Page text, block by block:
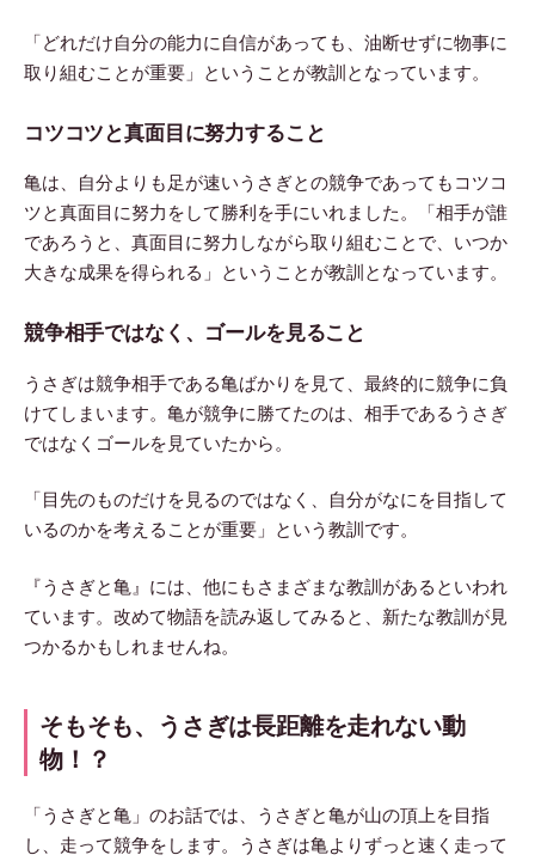
「どれだけ自分の能力に自信があっても、油断せずに物事に
取り組むことが重要」ということが教訓となっています。
コツコツと真面目に努力すること
亀は、自分よりも足が速いうさぎとの競争であってもコツコ
ツと真面目に努力をして勝利を手にいれました。「相手が誰
であろうと、真面目に努力しながら取り組むことで、いつか
大きな成果を得られる」ということが教訓となっています。
競争相手ではなく、ゴールを見ること
うさぎは競争相手である亀ばかりを見て、最終的に競争に負
けてしまいます。亀が競争に勝てたのは、相手であるうさぎ
ではなくゴールを見ていたから。
「目先のものだけを見るのではなく、自分がなにを目指して
いるのかを考えることが重要」という教訓です。
『うさぎと亀』には、他にもさまざまな教訓があるといわれ
ています。改めて物語を読み返してみると、新たな教訓が見
つかるかもしれませんね。
そもそも、うさぎは長距離を走れない動
物！？
「うさぎと亀」のお話では、うさぎと亀が山の頂上を目指
し、走って競争をします。うさぎは亀よりずっと速く走って